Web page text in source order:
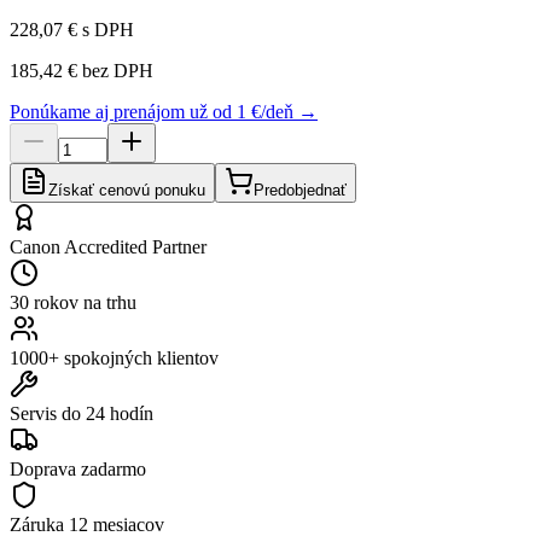
228,07 € s DPH
185,42 € bez DPH
Ponúkame aj prenájom už od 1 €/deň →
Získať cenovú ponuku Predobjednať
Canon Accredited Partner
30 rokov na trhu
1000+ spokojných klientov
Servis do 24 hodín
Doprava zadarmo
Záruka 12 mesiacov